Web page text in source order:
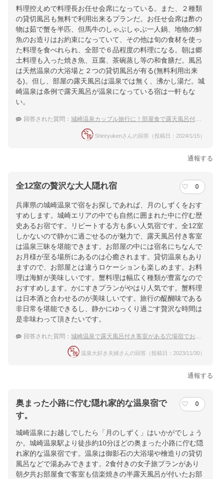
料理控えめで料理長お任せ会席になっている。また、２種類
の貸切風呂も無料で利用出来るプランだ。お任せ会席は酢の
物は茹で蟹を半匹、但馬牛のしゃぶしゃぶ一人鍋、地物の鮮
魚のお造りはお約束になっていて、その他は旬の食材を使っ
た料理を食べれられ、全部で６品程度の料理になる。朝は郷
土料理も入った焼き魚、豆腐、茶碗蒸し等の和食膳だ。風呂
は天然温泉の大浴場と２つの貸切風呂が有る(無料利用出来
る)。但し、部屋の露天風呂は温泉では無く、沸かし湯だ。城
崎温泉は条例で露天風呂が温泉になっている宿は一軒もな
い。
回答された質問： 城崎温泉カップル旅行に！部屋食で露天風呂付き客室に泊まれる宿おすすめは？
Shinryukenさんの回答（投稿日：2024/1/15）
通報する
全12室の贅沢な大人隠れ宿 0
兵庫県の城崎温泉で宿をお探しであれば、月のしずくをおす
すめします。城崎エリアの中でも自然に囲まれた中に佇む歴
史あるお宿です。リピートする方も多い人気宿です。全12室
しかないので静かに過ごせるのが魅力で、露天風呂付き客室
は温泉三昧を堪能できます。お部屋の中には宿名にちなんで
お月様が至る場所にあるのは心癒されます。貸切温泉もあり
ますので、お部屋とは違うロケーションも楽しめます。お料
理は海鮮が美味しいです。蟹料理は幅広く種類が豊富なので
おすすめします。かにすきプランがやはり人気です。蟹料理
は日本酒と合わせるのが美味しいです。旅行の醍醐味である
非日常を堪能できるし、静かにゆっくり過ごす贅沢な時間は
是非味わって頂きたいです。
回答された質問： 城崎温泉で露天風呂付き客室がある穴場宿でおすすめありますか？
温泉大好き夫婦さんの回答（投稿日：2023/11/30）
通報する
奥まった小路に佇む隠れ家的な温泉宿で
す。
0
城崎温泉にお越しでしたら「月のしずく」はいかがでしょう
か。城崎温泉駅より徒歩約10分ほどの奥まった小路に佇む隠
れ家的な温泉宿です。温泉は御影石の大浴場や檜造りの貸切
風呂などで湯あみできます。2食付きの女子旅プランがあり
朝夕共お部屋食で客室も信楽焼きの半露天風呂が付いたお部